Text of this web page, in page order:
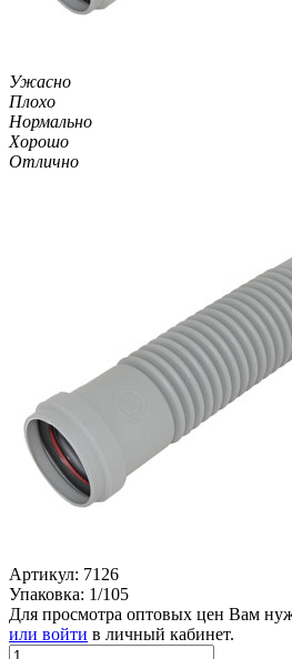
Ужасно
Плохо
Нормально
Хорошо
Отлично
Артикул: 7126
Упаковка: 1/105
Для просмотра оптовых цен Вам
или войти в личный кабинет.